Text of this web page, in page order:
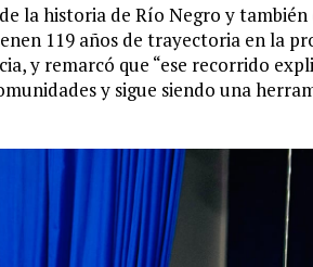
la historia de Río Negro y también
119 años de trayectoria en la
y remarcó que “ese recorrido
y sigue siendo una